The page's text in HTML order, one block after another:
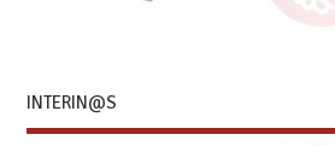
INTERIN@S